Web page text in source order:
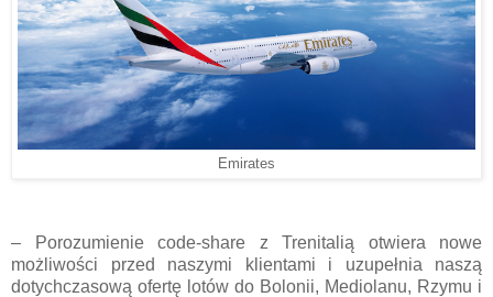
Emirates
– Porozumienie code-share z Trenitalią otwiera nowe
możliwości przed naszymi klientami i uzupełnia naszą
dotychczasową ofertę lotów do Bolonii, Mediolanu, Rzymu i